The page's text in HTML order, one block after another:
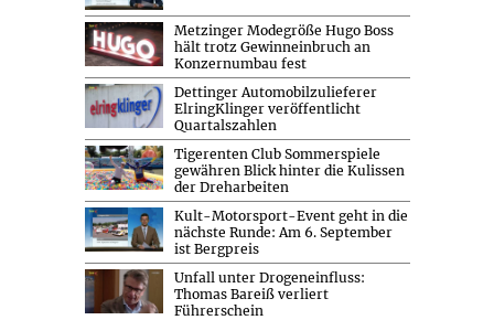
Metzinger Modegröße Hugo Boss
hält trotz Gewinneinbruch an
Konzernumbau fest
Dettinger Automobilzulieferer
ElringKlinger veröffentlicht
Quartalszahlen
Tigerenten Club Sommerspiele
gewähren Blick hinter die Kulissen
der Dreharbeiten
Kult-Motorsport-Event geht in die
nächste Runde: Am 6. September
ist Bergpreis
Unfall unter Drogeneinfluss:
Thomas Bareiß verliert
Führerschein